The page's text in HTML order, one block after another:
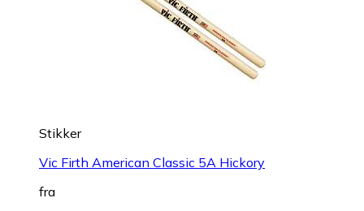
Stikker
Vic Firth American Classic 5A Hickory
fra